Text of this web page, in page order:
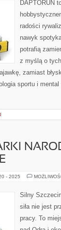
DAPTORUN
radości
nawyk
potrafią
z myślą o
zamiast
sportu i
- 2025
Silny
siła nie jest
pracy. To